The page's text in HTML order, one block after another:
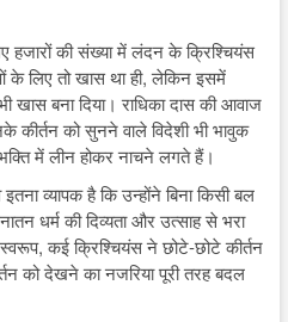
हजारों की संख्या में लंदन के क्रिश्चियंस
तो खास था ही, लेकिन इसमें
खास बना दिया। राधिका दास की आवाज
कीर्तन को सुनने वाले विदेशी भी भावुक
में लीन होकर नाचने लगते हैं।
व्यापक है कि उन्होंने बिना किसी बल
धर्म की दिव्यता और उत्साह से भरा
कई क्रिश्चियंस ने छोटे-छोटे कीर्तन
को देखने का नजरिया पूरी तरह बदल